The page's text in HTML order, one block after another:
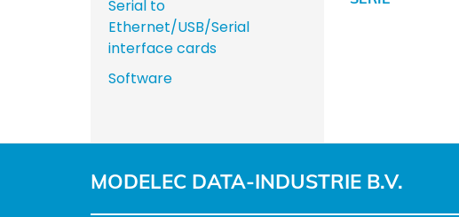
Serial to
Ethernet/USB/Serial
interface cards
Software
MODELEC DATA-INDUSTRIE B.V.